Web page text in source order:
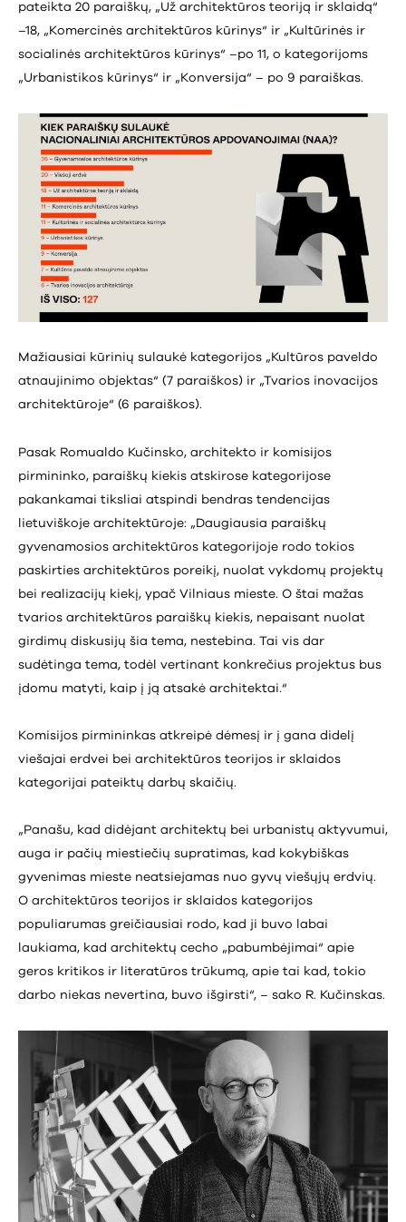
pateikta 20 paraiškų, „Už architektūros teoriją ir sklaidą“
–18, „Komercinės architektūros kūrinys“ ir „Kultūrinės ir
socialinės architektūros kūrinys“ –po 11, o kategorijoms
„Urbanistikos kūrinys“ ir „Konversija“ – po 9 paraiškas.
Mažiausiai kūrinių sulaukė kategorijos „Kultūros paveldo
atnaujinimo objektas“ (7 paraiškos) ir „Tvarios inovacijos
architektūroje“ (6 paraiškos).
Pasak Romualdo Kučinsko, architekto ir komisijos
pirmininko, paraiškų kiekis atskirose kategorijose
pakankamai tiksliai atspindi bendras tendencijas
lietuviškoje architektūroje: „Daugiausia paraiškų
gyvenamosios architektūros kategorijoje rodo tokios
paskirties architektūros poreikį, nuolat vykdomų projektų
bei realizacijų kiekį, ypač Vilniaus mieste. O štai mažas
tvarios architektūros paraiškų kiekis, nepaisant nuolat
girdimų diskusijų šia tema, nestebina. Tai vis dar
sudėtinga tema, todėl vertinant konkrečius projektus bus
įdomu matyti, kaip į ją atsakė architektai.“
Komisijos pirmininkas atkreipė dėmesį ir į gana didelį
viešajai erdvei bei architektūros teorijos ir sklaidos
kategorijai pateiktų darbų skaičių.
„Panašu, kad didėjant architektų bei urbanistų aktyvumui,
auga ir pačių miestiečių supratimas, kad kokybiškas
gyvenimas mieste neatsiejamas nuo gyvų viešųjų erdvių.
O architektūros teorijos ir sklaidos kategorijos
populiarumas greičiausiai rodo, kad ji buvo labai
laukiama, kad architektų cecho „pabumbėjimai“ apie
geros kritikos ir literatūros trūkumą, apie tai kad, tokio
darbo niekas nevertina, buvo išgirsti“, – sako R. Kučinskas.